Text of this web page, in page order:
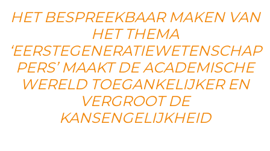
HET BESPREEKBAAR MAKEN VAN
HET THEMA
‘EERSTEGENERATIEWETENSCHAP
PERS’ MAAKT DE ACADEMISCHE
WERELD TOEGANKELIJKER EN
VERGROOT DE
KANSENGELIJKHEID